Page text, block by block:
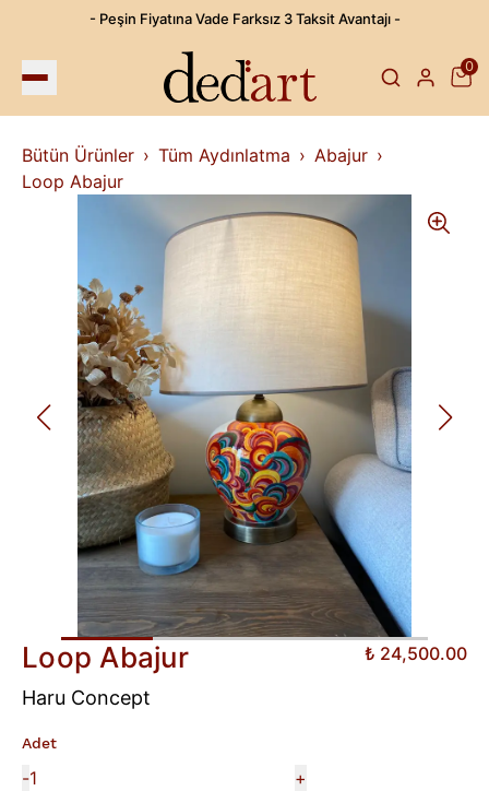
- Peşin Fiyatına Vade Farksız 3 Taksit Avantajı -
0
Bütün Ürünler Tüm Aydınlatma
Abajur
Loop Abajur
Loop Abajur ₺ 24,500.00
Haru Concept
Adet
- +